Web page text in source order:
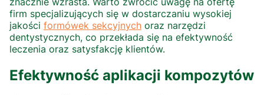
firm specjalizujących się w dostarczaniu wysokiej
jakości formówek sekcyjnych oraz narzędzi
dentystycznych, co przekłada się na efektywność
leczenia oraz satysfakcję klientów.
Efektywność aplikacji kompozytów